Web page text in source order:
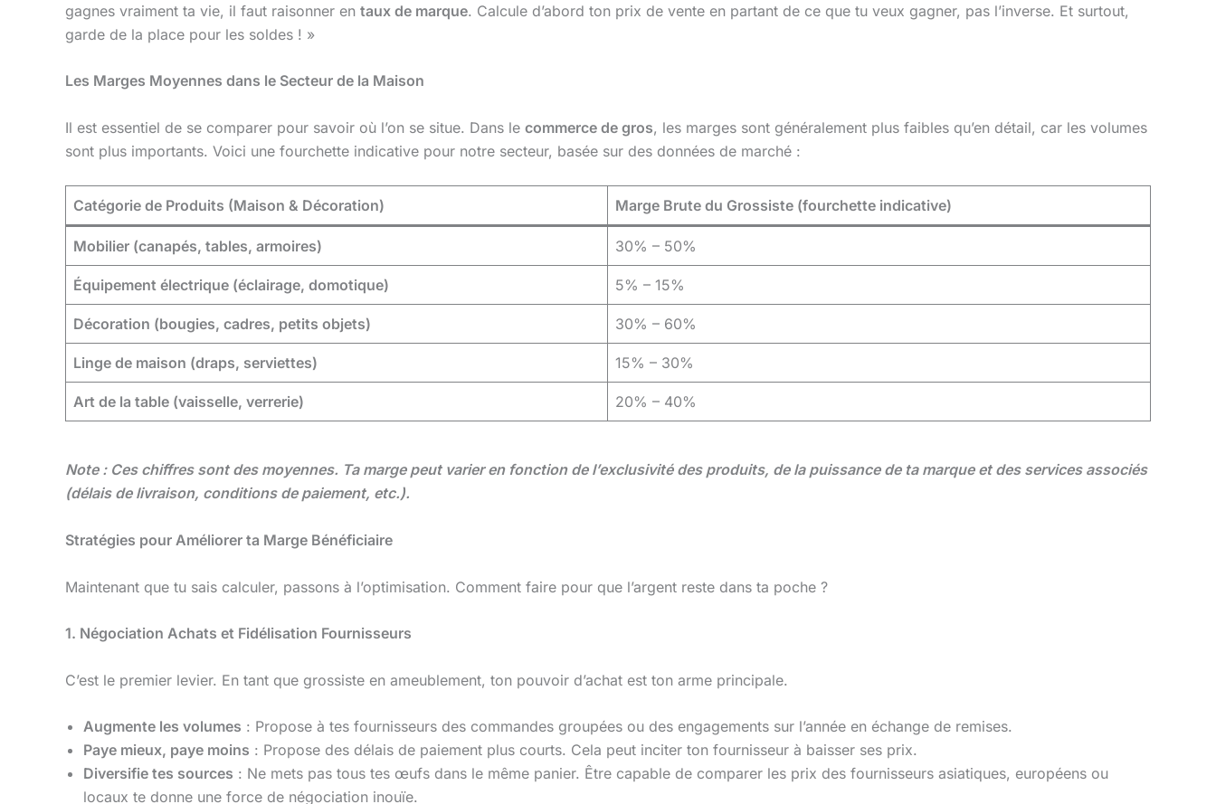
gagnes vraiment ta vie, il faut raisonner en taux de marque. Calcule d’abord ton prix de vente en partant de ce que tu veux gagner, pas l’inverse. Et surtout,
garde de la place pour les soldes ! »
Les Marges Moyennes dans le Secteur de la Maison
Il est essentiel de se comparer pour savoir où l’on se situe. Dans le commerce de gros, les marges sont généralement plus faibles qu’en détail, car les volumes
sont plus importants. Voici une fourchette indicative pour notre secteur, basée sur des données de marché :
Catégorie de Produits (Maison & Décoration) Marge Brute du Grossiste (fourchette indicative)
Mobilier (canapés, tables, armoires) 30% – 50%
Équipement électrique (éclairage, domotique) 5% – 15%
Décoration (bougies, cadres, petits objets) 30% – 60%
Linge de maison (draps, serviettes) 15% – 30%
Art de la table (vaisselle, verrerie) 20% – 40%
Note : Ces chiffres sont des moyennes. Ta marge peut varier en fonction de l’exclusivité des produits, de la puissance de ta marque et des services associés
(délais de livraison, conditions de paiement, etc.).
Stratégies pour Améliorer ta Marge Bénéficiaire
Maintenant que tu sais calculer, passons à l’optimisation. Comment faire pour que l’argent reste dans ta poche ?
1. Négociation Achats et Fidélisation Fournisseurs
C’est le premier levier. En tant que grossiste en ameublement, ton pouvoir d’achat est ton arme principale.
Augmente les volumes : Propose à tes fournisseurs des commandes groupées ou des engagements sur l’année en échange de remises.
Paye mieux, paye moins : Propose des délais de paiement plus courts. Cela peut inciter ton fournisseur à baisser ses prix.
Diversifie tes sources : Ne mets pas tous tes œufs dans le même panier. Être capable de comparer les prix des fournisseurs asiatiques, européens ou
locaux te donne une force de négociation inouïe.